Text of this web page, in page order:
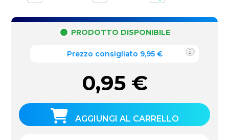
PRODOTTO DISPONIBILE
Prezzo consigliato 9,95 €
0,95 €
AGGIUNGI AL CARRELLO